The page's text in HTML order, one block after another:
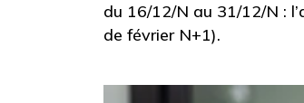
du 16/12/N au 31/12/N :
de février N+1).